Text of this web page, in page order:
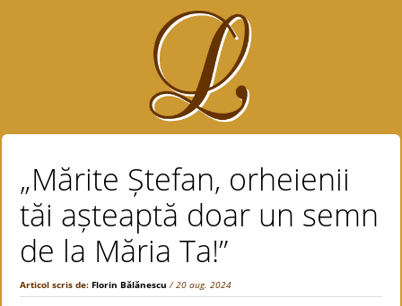
„Mărite Ștefan, orheienii
tăi așteaptă doar un semn
de la Măria Ta!”
Articol scris de:Florin Bălănescu / 20 aug. 2024